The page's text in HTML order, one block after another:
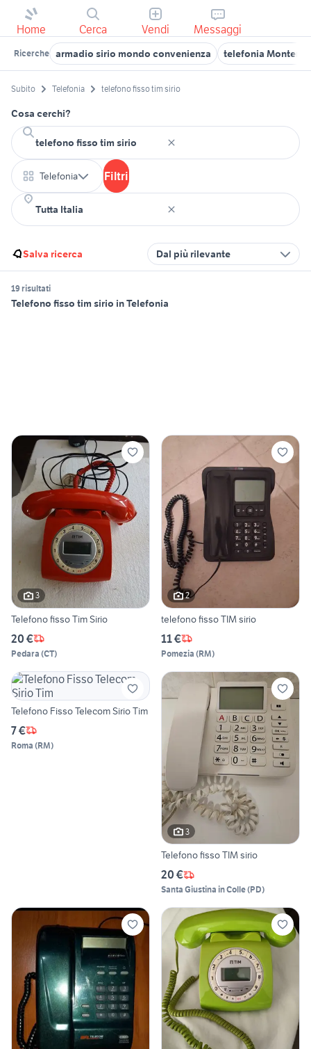
Home Cerca Vendi Messaggi
Ricerche armadio sirio mondo convenienza telefonia
Subito Telefonia telefono fisso tim sirio
Cosa cerchi?
Telefonia Filtri
Salva ricerca Dal più rilevante
19 risultati
Telefono fisso tim sirio in Telefonia
3
Telefono fisso Tim Sirio
20 €
Pedara (CT)
2
telefono fisso TIM sirio
11 €
Pomezia (RM)
Telefono Fisso Telecom Sirio Tim
7 €
Roma (RM)
3
Telefono fisso TIM sirio
20 €
Santa Giustina in Colle(PD)